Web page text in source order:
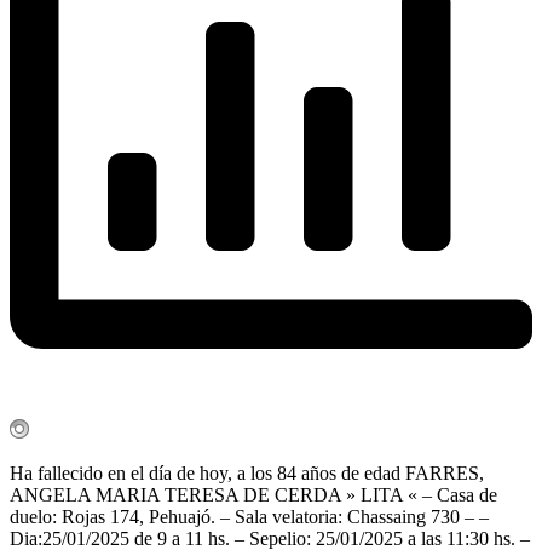
Ha fallecido en el día de hoy, a los 84 años de edad FARRES,
ANGELA MARIA TERESA DE CERDA » LITA « – Casa de
duelo: Rojas 174, Pehuajó. – Sala velatoria: Chassaing 730 – –
Dia:25/01/2025 de 9 a 11 hs. – Sepelio: 25/01/2025 a las 11:30 hs. –